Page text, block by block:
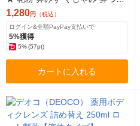
り アレルギー【第2類医薬品】
1,280円 （税込）
ログイン&全額PayPay支払いで
5%獲得
5%(57pt)
カートに入れる